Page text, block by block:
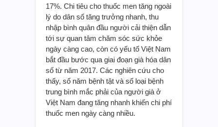
17%. Chi tiêu cho thuốc men tăng ngoài
lý do dân số tăng trưởng nhanh, thu
nhập bình quân đầu người cải thiện dẫn
tới sự quan tâm chăm sóc sức khỏe
ngày càng cao, còn có yếu tố Việt Nam
bắt đầu bước qua giai đoạn già hóa dân
số từ năm 2017. Các nghiên cứu cho
thấy, số năm bệnh tật và số loại bệnh
trung bình mắc phải của người già ở
Việt Nam đang tăng nhanh khiến chi phí
thuốc men ngày càng nhiều.